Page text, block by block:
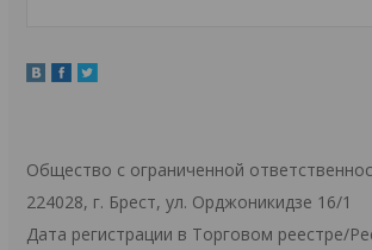
Общество с ограниченной
224028, г. Брест, ул. Орджоникидзе 16/1
Дата регистрации в Торговом реестре/